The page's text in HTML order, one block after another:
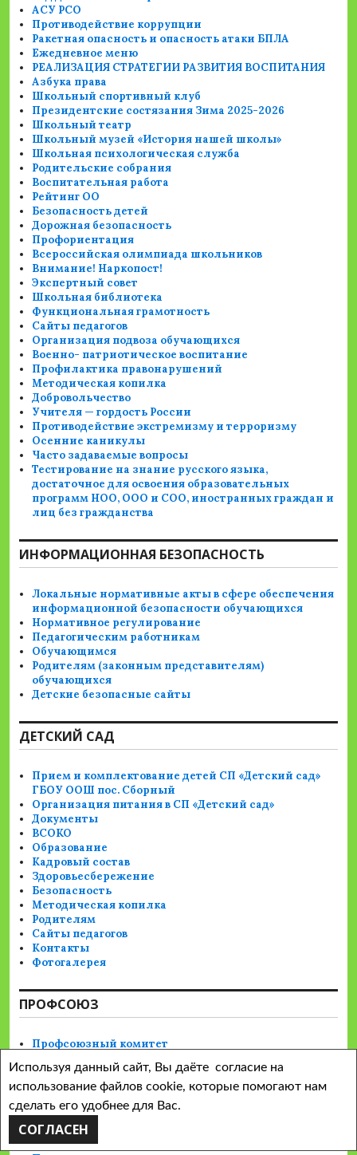
АСУ РСО
Противодействие коррупции
Ракетная опасность и опасность атаки БПЛА
Ежедневное меню
РЕАЛИЗАЦИЯ СТРАТЕГИИ РАЗВИТИЯ ВОСПИТАНИЯ
Азбука права
Школьный спортивный клуб
Президентские состязания Зима 2025-2026
Школьный театр
Школьный музей «История нашей школы»
Школьная психологическая служба
Родительские собрания
Воспитательная работа
Рейтинг ОО
Безопасность детей
Дорожная безопасность
Профориентация
Всероссийская олимпиада школьников
Внимание! Наркопост!
Экспертный совет
Школьная библиотека
Функциональная грамотность
Сайты педагогов
Организация подвоза обучающихся
Военно- патриотическое воспитание
Профилактика правонарушений
Методическая копилка
Добровольчество
Учителя — гордость России
Противодействие экстремизму и терроризму
Осенние каникулы
Часто задаваемые вопросы
Тестирование на знание русского языка,
достаточное для освоения образовательных
программ НОО, ООО и СОО, иностранных граждан и
лиц без гражданства
ИНФОРМАЦИОННАЯ БЕЗОПАСНОСТЬ
Локальные нормативные акты в сфере обеспечения
информационной безопасности обучающихся
Нормативное регулирование
Педагогическим работникам
Обучающимся
Родителям (законным представителям)
обучающихся
Детские безопасные сайты
ДЕТСКИЙ САД
Прием и комплектование детей СП «Детский сад»
ГБОУ ООШ пос. Сборный
Организация питания в СП «Детский сад»
Документы
ВСОКО
Образование
Кадровый состав
Здоровьесбережение
Безопасность
Методическая копилка
Родителям
Сайты педагогов
Контакты
Фотогалерея
ПРОФСОЮЗ
Профсоюзный комитет
Мотивация профсоюзного членства
Охрана труда
Правовая и социальная защита
Социальное партнерство
Культурно-массовая и спортивная работа
Поздравляем
Используя данный сайт, Вы даёте согласие на
использование файлов cookie, которые помогают нам
сделать его удобнее для Вас.
СОГЛАСЕН